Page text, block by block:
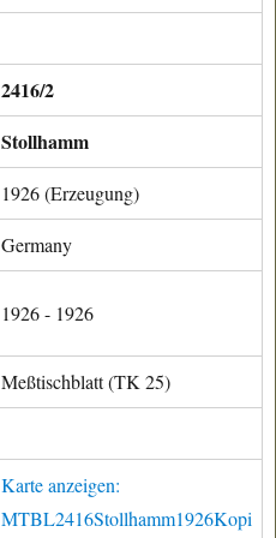
2416/2
Stollhamm
1926 (Erzeugung)
Germany
1926 - 1926
Meßtischblatt (TK 25)
Karte anzeigen:
MTBL2416Stollhamm1926Kopi